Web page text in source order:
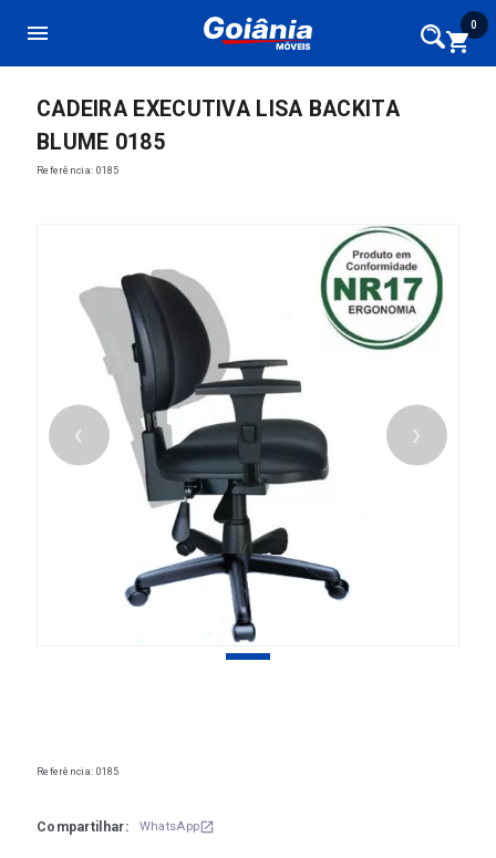
menu 0
shopping_cart
CADEIRA EXECUTIVA LISA BACKITA
BLUME 0185
Referência: 0185
❮ ❯
Referência: 0185
Compartilhar: WhatsAppopen_in_new